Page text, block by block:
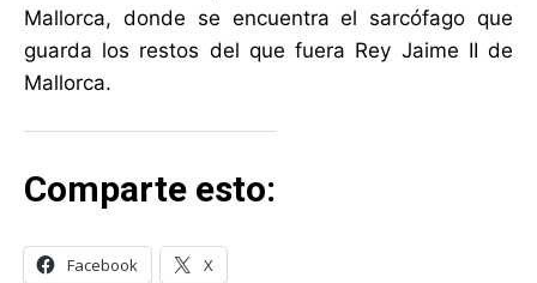
Mallorca, donde se encuentra el sarcófago que
guarda los restos del que fuera Rey Jaime II de
Mallorca.
Comparte esto:
Facebook X